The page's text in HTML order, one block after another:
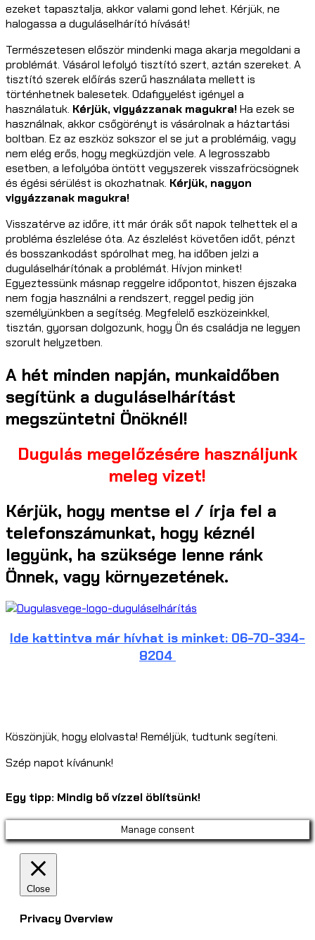
ezeket tapasztalja, akkor valami gond lehet. Kérjük, ne
halogassa a duguláselhárító hívását!
Természetesen először mindenki maga akarja megoldani a
problémát. Vásárol lefolyó tisztító szert, aztán szereket. A
tisztító szerek előírás szerű használata mellett is
történhetnek balesetek. Odafigyelést igényel a
használatuk. Kérjük, vigyázzanak magukra!Ha ezek se
használnak, akkor csőgörényt is vásárolnak a háztartási
boltban. Ez az eszköz sokszor el se jut a problémáig, vagy
nem elég erős, hogy megküzdjön vele. A legrosszabb
esetben, a lefolyóba öntött vegyszerek visszafröcsögnek
és égési sérülést is okozhatnak. Kérjük, nagyon
vigyázzanak magukra!
Visszatérve az időre, itt már órák sőt napok telhettek el a
probléma észlelése óta. Az észlelést követően időt, pénzt
és bosszankodást spórolhat meg, ha időben jelzi a
duguláselhárítónak a problémát. Hívjon minket!
Egyeztessünk másnap reggelre időpontot, hiszen éjszaka
nem fogja használni a rendszert, reggel pedig jön
személyünkben a segítség. Megfelelő eszközeinkkel,
tisztán, gyorsan dolgozunk, hogy Ön és családja ne legyen
szorult helyzetben.
A hét minden napján, munkaidőben
segítünk a duguláselhárítást
megszüntetni Önöknél!
Dugulás megelőzésére használjunk
meleg vizet!
Kérjük, hogy mentse el / írja fel a
telefonszámunkat, hogy kéznél
legyünk, ha szüksége lenne ránk
Önnek, vagy környezetének.
Ide kattintva már hívhat is minket: 06-70-334-
8204
Köszönjük, hogy elolvasta! Reméljük, tudtunk segíteni.
Szép napot kívánunk!
Egy tipp: Mindig bő vízzel öblítsünk!
Manage consent
Close
Privacy Overview